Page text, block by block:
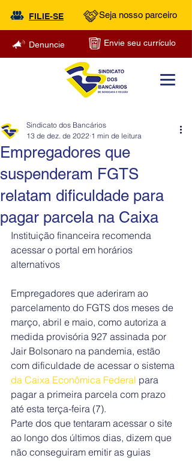
FILIE-SE Seja nosso parceiro
Denuncie Envie seu currículo
Empregadores que
suspenderam FGTS
relatam dificuldade para
pagar parcela na Caixa
Sindicato dos Bancários
13 de dez. de 2022 1 min de leitura
Instituição financeira recomenda
acessar o portal em horários
alternativos
Empregadores que aderiram ao
parcelamento do FGTS dos meses de
março, abril e maio, como autoriza a
medida provisória 927 assinada por
Jair Bolsonaro na pandemia, estão
com dificuldade de acessar o sistema
da Caixa Econômica Federal para
pagar a primeira parcela com prazo
até esta terça-feira (7).
Parte dos que tentaram acessar o site
ao longo dos últimos dias, dizem que
não conseguiram emitir as guias